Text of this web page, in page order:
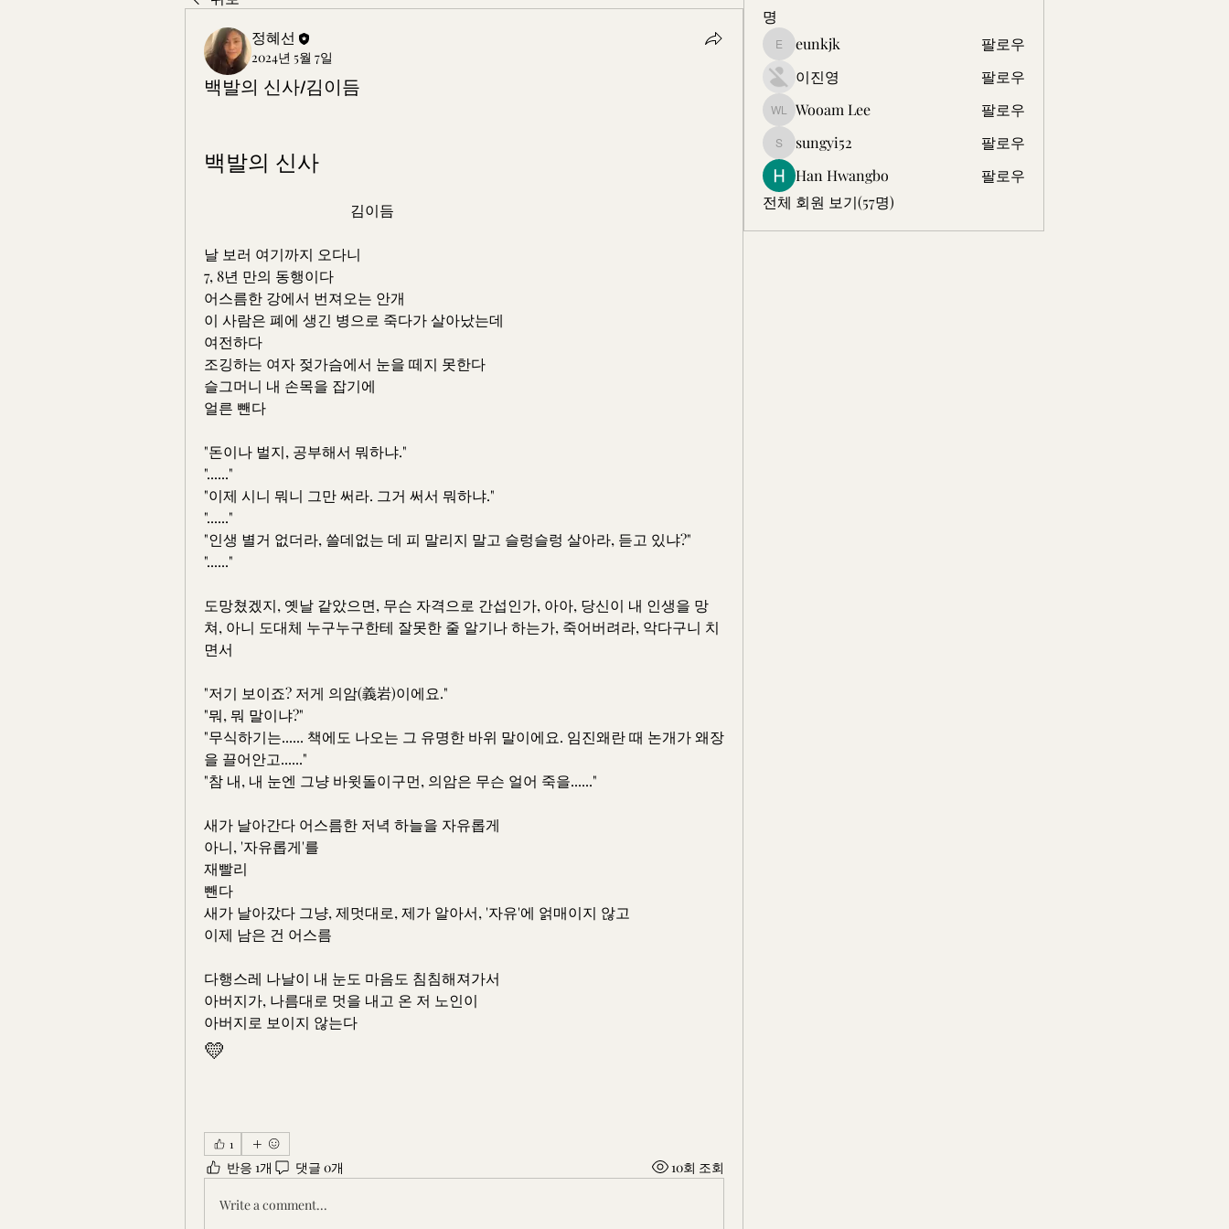
정혜선
2024년 5월 7일
백발의 신사/김이듬
백발의 신사
                                        김이듬
날 보러 여기까지 오다니
7, 8년 만의 동행이다
어스름한 강에서 번져오는 안개
이 사람은 폐에 생긴 병으로 죽다가 살아났는데
여전하다
조깅하는 여자 젖가슴에서 눈을 떼지 못한다
슬그머니 내 손목을 잡기에
얼른 뺀다
"돈이나 벌지, 공부해서 뭐하냐."
"......"
"이제 시니 뭐니 그만 써라. 그거 써서 뭐하냐."
"......"
"인생 별거 없더라, 쓸데없는 데 피 말리지 말고 슬렁슬렁 살아라, 듣고 있냐?"
"......"
도망쳤겠지, 옛날 같았으면, 무슨 자격으로 간섭인가, 아아, 당신이 내 인생을 망
쳐, 아니 도대체 누구누구한테 잘못한 줄 알기나 하는가, 죽어버려라, 악다구니 치
면서
"저기 보이죠? 저게 의암(義岩)이에요."
"뭐, 뭐 말이냐?"
"무식하기는...... 책에도 나오는 그 유명한 바위 말이에요. 임진왜란 때 논개가 왜장
을 끌어안고......"
"참 내, 내 눈엔 그냥 바윗돌이구먼, 의암은 무슨 얼어 죽을......"
새가 날아간다 어스름한 저녁 하늘을 자유롭게
아니, '자유롭게'를
재빨리
뺀다
새가 날아갔다 그냥, 제멋대로, 제가 알아서, '자유'에 얽매이지 않고
이제 남은 건 어스름
다행스레 나날이 내 눈도 마음도 침침해져가서
아버지가, 나름대로 멋을 내고 온 저 노인이
아버지로 보이지 않는다
💛
1
반응 1개 댓글 0개 10회 조회
Write a comment...
명
eunkjk
eunkjk
팔로우
이진영
팔로우
Wooam Lee
Wooam Lee 팔로우
sungyi52
sungyi52
팔로우
Han Hwangbo
팔로우
전체 회원 보기(57명)